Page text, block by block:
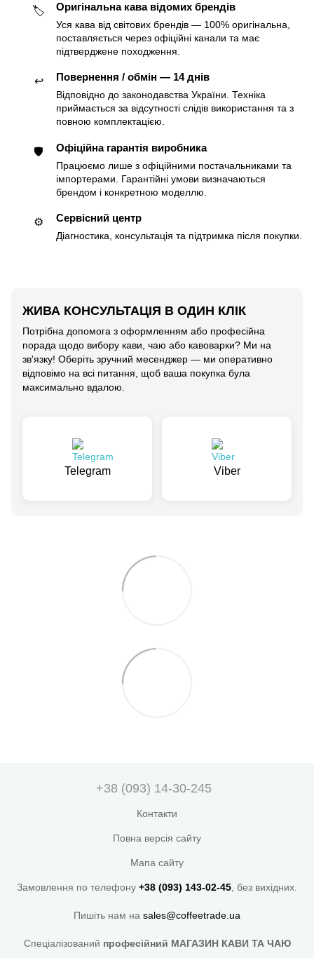
🏷 Оригінальна кава відомих брендів
Уся кава від світових брендів — 100% оригінальна,
поставляється через офіційні канали та має
підтверджене походження.
↩️ Повернення / обмін — 14 днів
Відповідно до законодавства України. Техніка
приймається за відсутності слідів використання та з
повною комплектацією.
🛡 Офіційна гарантія виробника
Працюємо лише з офіційними постачальниками та
імпортерами. Гарантійні умови визначаються
брендом і конкретною моделлю.
⚙️ Сервісний центр
Діагностика, консультація та підтримка після покупки.
ЖИВА КОНСУЛЬТАЦІЯ В ОДИН КЛІК
Потрібна допомога з оформленням або професійна
порада щодо вибору кави, чаю або кавоварки? Ми на
зв'язку! Оберіть зручний месенджер — ми оперативно
відповімо на всі питання, щоб ваша покупка була
максимально вдалою.
Telegram Viber
+38 (093) 14-30-245
Контакти
Повна версія сайту
Мапа сайту
Замовлення по телефону +38 (093) 143-02-45 , без вихідних.
Пишіть нам на sales@coffeetrade.ua
Спеціалізований професійний МАГАЗИН КАВИ ТА ЧАЮ